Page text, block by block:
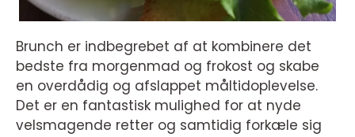
Brunch er indbegrebet af at kombinere det
bedste fra morgenmad og frokost og skabe
en overdådig og afslappet måltidoplevelse.
Det er en fantastisk mulighed for at nyde
velsmagende retter og samtidig forkæle sig